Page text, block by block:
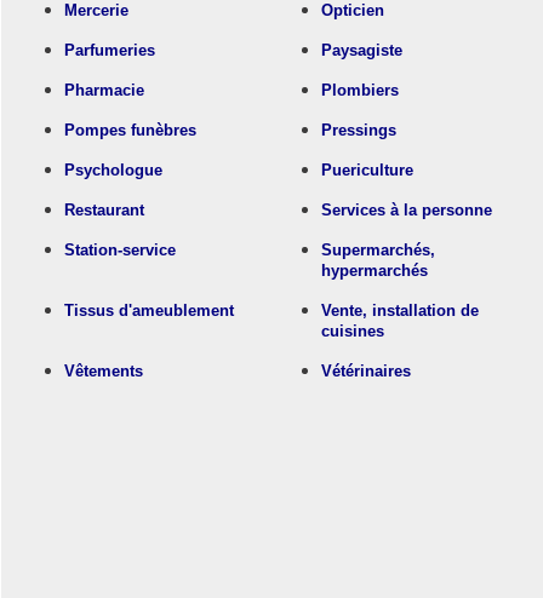
Mercerie Opticien
Parfumeries Paysagiste
Pharmacie Plombiers
Pompes funèbres Pressings
Psychologue Puericulture
Restaurant Services à la personne
Station-service
Supermarchés,
hypermarchés
Tissus d'ameublement
Vente, installation de
cuisines
Vêtements Vétérinaires